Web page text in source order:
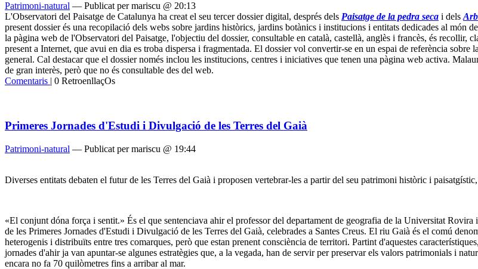
Patrimoni-natural — Publicat per mariscu @ 20:13
L'Observatori del Paisatge de Catalunya ha creat el seu tercer dossier digital, després dels Paisatge de la pedra seca i dels
present dossier és una recopilació dels webs sobre jardins històrics, jardins botànics i institucions i entitats dedicades al món
la pàgina web de l'Observatori del Paisatge, l'objectiu del dossier, consultable en català, castellà, anglès i francès, és
present a Internet, que avui en dia es troba dispersa i fragmentada. El dossier vol convertir-se en un espai de referència sobre
general. Cal destacar que el dossier només inclou les institucions, centres i iniciatives que tenen una pàgina web activa.
de gran interès, però que no és consultable des del web.
Comentaris | 0 RetroenllaçOs
Primeres Jornades d'Estudi i Divulgació de les Terres del Gaià
Patrimoni-natural — Publicat per mariscu @ 19:44
Diverses entitats debaten el futur de les Terres del Gaià i proposen vertebrar-les a partir del seu patrimoni històric i
«El conjunt dóna força i sentit.» És el que sentenciava ahir el professor del departament de geografia de la Universitat
de les Primeres Jornades d'Estudi i Divulgació de les Terres del Gaià, celebrades a Santes Creus. El riu Gaià és el comú
heterogenis i distribuïts entre tres comarques, però que estan prenent consciència de territori. Partint d'aquestes
jornades d'ahir ja van apuntar-se algunes estratègies que, a la vegada, han de servir per preservar els valors patrimonials i
encara no fa 70 quilòmetres fins a arribar al mar.